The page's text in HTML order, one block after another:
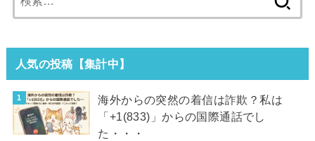
索:
人気の投稿【集計中】
海外からの突然の着信は詐欺？私は
「+1(833)」からの国際通話でし
た・・・